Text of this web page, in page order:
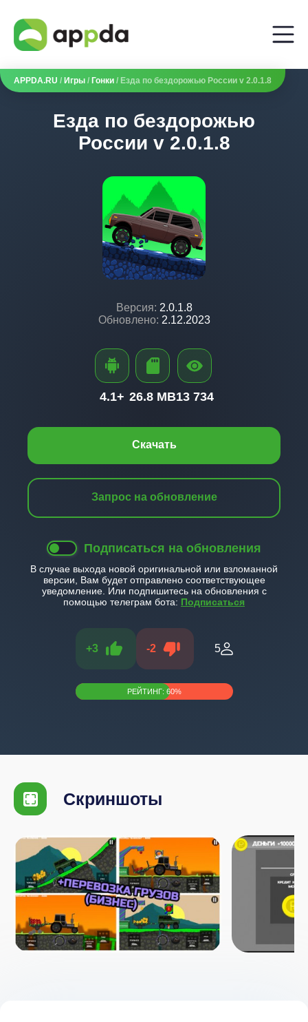
APPDA.RU / Игры / Гонки / Езда по бездорожью России v 2.0.1.8
Езда по бездорожью
России v 2.0.1.8
Версия: 2.0.1.8
Обновлено: 2.12.2023
Скачать
Запрос на обновление
Подписаться на обновления
В случае выхода новой оригинальной или взломанной
версии, Вам будет отправлено соответствующее
уведомление. Или подпишитесь на обновления с
помощью телеграм бота: Подписаться
+3 -2 5
РЕЙТИНГ: 60%
4.1+ 26.8 MB13 734
Скриншоты